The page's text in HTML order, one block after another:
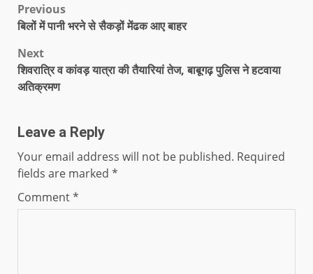
Previous
बिलों में पानी भरने से सैकड़ों मेंढक आए बाहर
Next
शिवरात्रि व कांवड़ यात्रा की तैयारियां तेज, बाबूगढ़ पुलिस ने हटवाया
अतिक्रमण
Leave a Reply
Your email address will not be published. Required
fields are marked *
Comment*